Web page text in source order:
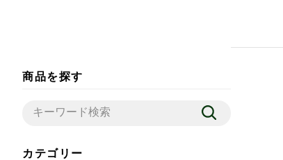
商品を探す
カテゴリー